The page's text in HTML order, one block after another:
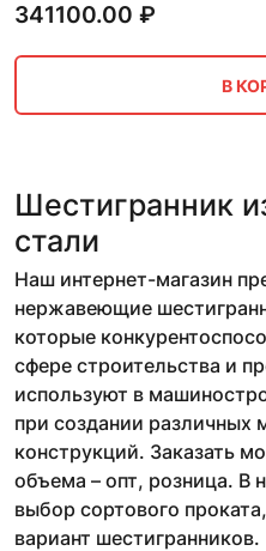
341100.00 ₽
В
Шестигранник
стали
Наш интернет-магазин
нержавеющие
которые
сфере строительства и
используют в
при создании различных
конструкций. Заказать
объема – опт, розница. В
выбор сортового
вариант шестигранников.